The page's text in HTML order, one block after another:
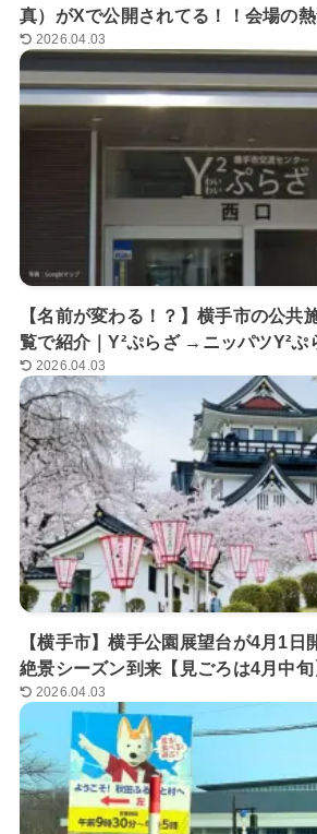
真）がXで公開されてる！！会場の
2026.04.03
【名前が変わる！？】横手市の公共
覧で紹介｜Y²ぷらざ →ニッパツY²ぷ
2026.04.03
【横手市】横手公園展望台が4月1日
絶景シーズン到来【見ごろは4月中旬
2026.04.03